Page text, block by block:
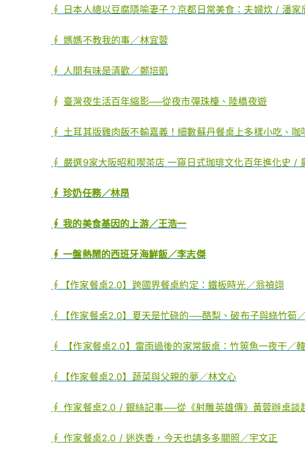
∮ 日本人總以豆腐隱喻妻子？京都日常美食：夫婦炊 / 潘家
∮ 媽媽不教我的事／林宜蓉
∮ 人間有味是清歡／鄭培凱
∮ 臺灣夜生活百年縮影──從夜市彈珠檯、陸橋夜遊
∮ 土耳其版雞肉飯不輸嘉義！細數蘇丹餐桌上多樣小吃、
∮ 嚴選9家大阪昭和喫茶店 一窺日式珈琲文化百年進化史 /
∮ 珍奶任務／林昂
∮ 我的美食基因的上游／王浩一
∮ 一盤熱鬧的西班牙海鮮飯／李志傑
∮【作家餐桌2.0】跨國界餐桌約定：鐵板時光／翁禎翊
∮【作家餐桌2.0】夏天是忙碌的──酪梨、破布子與綠竹筍
∮ 【作家餐桌2.0】雷雨過後的家常飯桌：竹筴魚一夜干／
∮【作家餐桌2.0】蔬菜與父親的夢／林文心
∮ 作家餐桌2.0 / 銀絲記事──從《射雕英雄傳》黃蓉辦桌談
∮ 作家餐桌2.0 / 迷迭香，今天也請多多關照／宇文正